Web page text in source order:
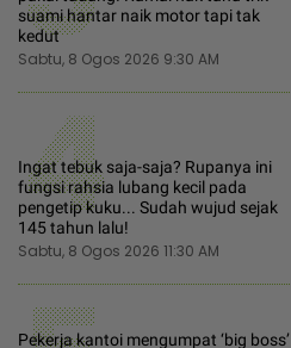
suami hantar naik motor tapi tak
kedut
Sabtu, 8 Ogos 2026 9:30 AM
4
Ingat tebuk saja-saja? Rupanya ini
fungsi rahsia lubang kecil pada
pengetip kuku... Sudah wujud sejak
145 tahun lalu!
Sabtu, 8 Ogos 2026 11:30 AM
Pekerja kantoi mengumpat ‘big boss’